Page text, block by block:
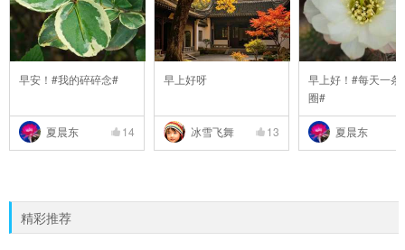
早安！#我的碎碎念#
夏晨东 14
早上好呀
冰雪飞舞 13
早上好！#每天一条
圈#
夏晨东
精彩推荐